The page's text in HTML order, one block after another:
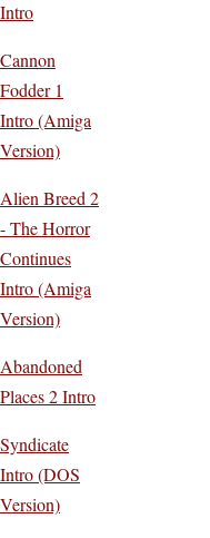
Intro
Cannon
Fodder 1
Intro (Amiga
Version)
Alien Breed 2
- The Horror
Continues
Intro (Amiga
Version)
Abandoned
Places 2 Intro
Syndicate
Intro (DOS
Version)